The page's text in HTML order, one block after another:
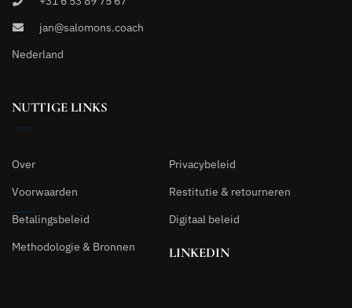
jan@salomons.coach
Nederland
NUTTIGE LINKS
Over
Privacybeleid
Voorwaarden
Restitutie & retourneren
Betalingsbeleid
Digitaal beleid
Methodologie & Bronnen
LINKEDIN